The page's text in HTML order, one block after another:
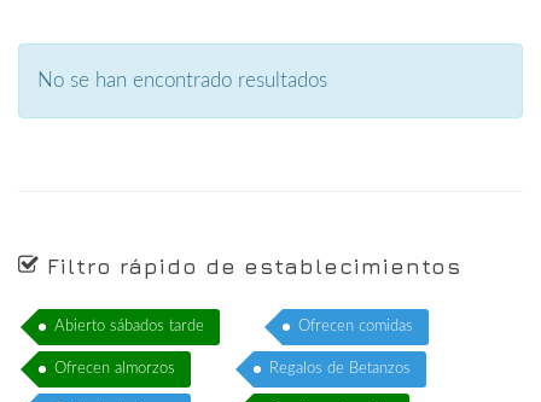
No se han encontrado resultados
Filtro rápido de establecimientos
Abierto sábados tarde Ofrecen comidas
Ofrecen almorzos Regalos de Betanzos